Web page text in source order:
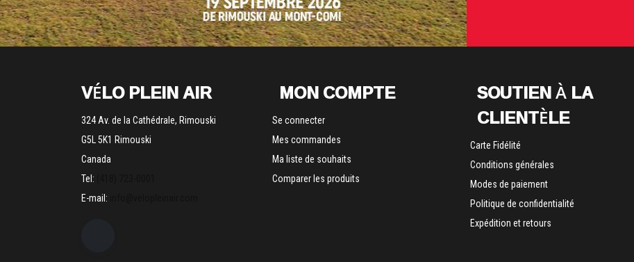
VÉLO PLEIN AIR
324 Av. de la Cathédrale, Rimouski
G5L 5K1 Rimouski
Canada
Tel:
E-mail:
MON COMPTE
Se connecter
Mes commandes
Ma liste de souhaits
Comparer les produits
SOUTIEN À LA
CLIENTÈLE
Carte Fidélité
Conditions générales
Modes de paiement
Politique de confidentialité
Expédition et retours